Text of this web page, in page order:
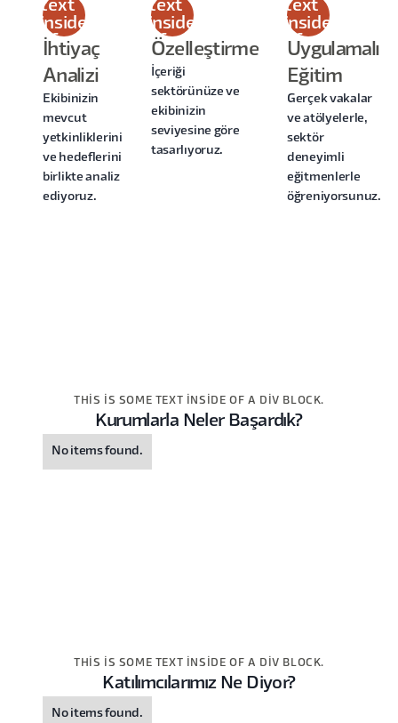
text
inside
of a
div
block.
İhtiyaç
Analizi
Ekibinizin
mevcut
yetkinliklerini
ve hedeflerini
birlikte analiz
ediyoruz.
text
inside
of a
div
block.
Özelleştirme
İçeriği
sektörünüze ve
ekibinizin
seviyesine göre
tasarlıyoruz.
text
inside
of a
div
block.
Uygulamalı
Eğitim
Gerçek vakalar
ve atölyelerle,
sektör
deneyimli
eğitmenlerle
öğreniyorsunuz.
THIS IS SOME TEXT INSIDE OF A DIV BLOCK.
Kurumlarla Neler Başardık?
No items found.
THIS IS SOME TEXT INSIDE OF A DIV BLOCK.
Katılımcılarımız Ne Diyor?
No items found.